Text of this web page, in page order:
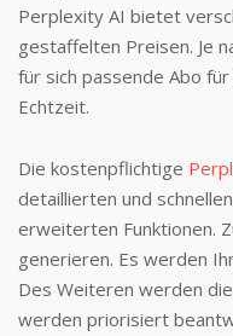
Perplexity AI bietet
gestaffelten Preisen. Je
für sich passende Abo
Echtzeit.
Die kostenpflichtige
detaillierten und
erweiterten Funktionen.
generieren. Es werden
Des Weiteren werden
werden priorisiert